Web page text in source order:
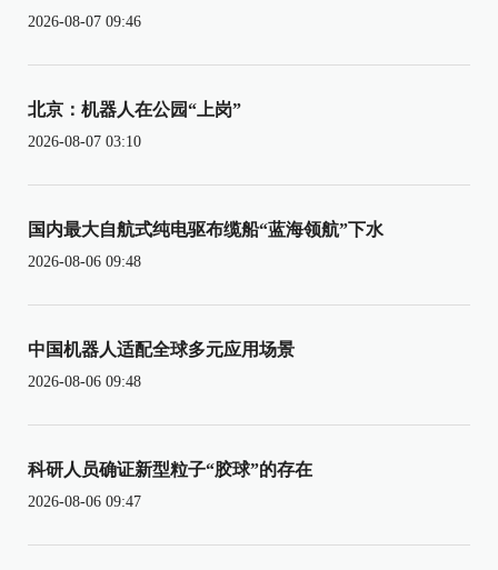
2026-08-07 09:46
北京：机器人在公园“上岗”
2026-08-07 03:10
国内最大自航式纯电驱布缆船“蓝海领航”下水
2026-08-06 09:48
中国机器人适配全球多元应用场景
2026-08-06 09:48
科研人员确证新型粒子“胶球”的存在
2026-08-06 09:47